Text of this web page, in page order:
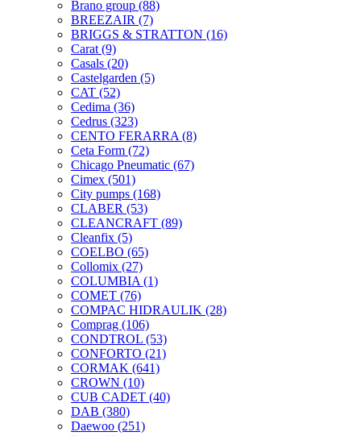
Brano group (88)
BREEZAIR (7)
BRIGGS & STRATTON (16)
Carat (9)
Casals (20)
Castelgarden (5)
CAT (52)
Cedima (36)
Cedrus (323)
CENTO FERARRA (8)
Ceta Form (72)
Chicago Pneumatic (67)
Cimex (501)
City pumps (168)
CLABER (53)
CLEANCRAFT (89)
Cleanfix (5)
COELBO (65)
Collomix (27)
COLUMBIA (1)
COMET (76)
COMPAC HIDRAULIK (28)
Comprag (106)
CONDTROL (53)
CONFORTO (21)
CORMAK (641)
CROWN (10)
CUB CADET (40)
DAB (380)
Daewoo (251)